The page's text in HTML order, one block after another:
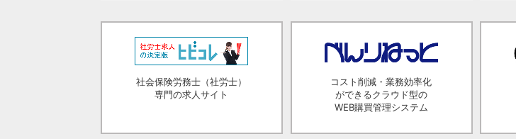
社会保険労務士（社労士）
専門の求人サイト
コスト削減・業務効率化
ができるクラウド型の
WEB購買管理システム